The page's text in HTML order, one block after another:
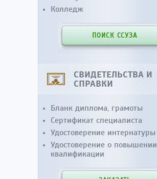
Колледж
ПОИСК ССУЗА
СВИДЕТЕЛЬСТВА И
СПРАВКИ
Бланк диплома, грамоты
Сертификат специалиста
Удостоверение интернатуры
Удостоверение о повышении
квалификации